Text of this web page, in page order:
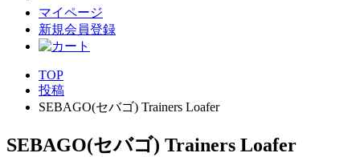
マイページ
新規会員登録
TOP
投稿
SEBAGO(セバゴ) Trainers Loafer
SEBAGO(セバゴ) Trainers Loafer